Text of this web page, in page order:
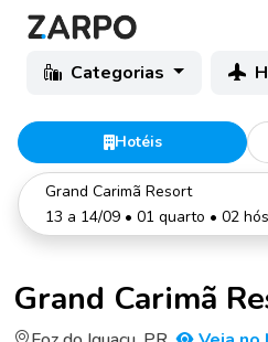
Categorias
Hotéis
Grand Carimã Resort
13 a 14/09 • 01 quarto • 02
Grand Carimã